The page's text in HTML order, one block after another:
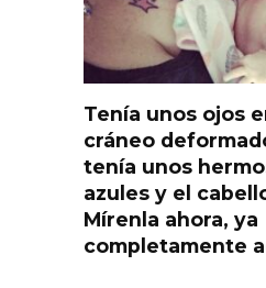
Tenía unos ojos
cráneo
tenía unos
azules y el
Mírenla ahora, ya
completamente